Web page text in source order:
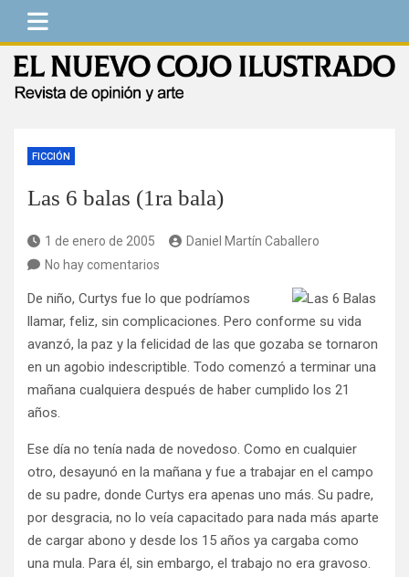
Saltar
contenido
FICCIÓN
Las 6 balas (1ra bala)
1 de enero de 2005
Daniel Martín Caballero
No hay comentarios
De niño, Curtys fue lo que podríamos
llamar, feliz, sin complicaciones. Pero conforme su vida
avanzó, la paz y la felicidad de las que gozaba se tornaron
en un agobio indescriptible. Todo comenzó a terminar una
mañana cualquiera después de haber cumplido los 21
años.
Ese día no tenía nada de novedoso. Como en cualquier
otro, desayunó en la mañana y fue a trabajar en el campo
de su padre, donde Curtys era apenas uno más. Su padre,
por desgracia, no lo veía capacitado para nada más aparte
de cargar abono y desde los 15 años ya cargaba como
una mula. Para él, sin embargo, el trabajo no era gravoso.